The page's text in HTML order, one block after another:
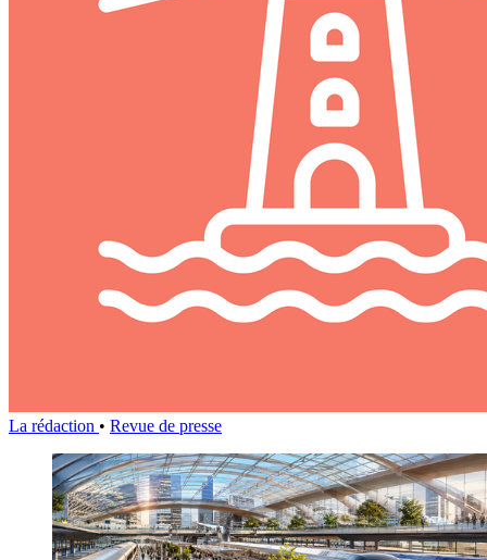
La rédaction • Revue de presse